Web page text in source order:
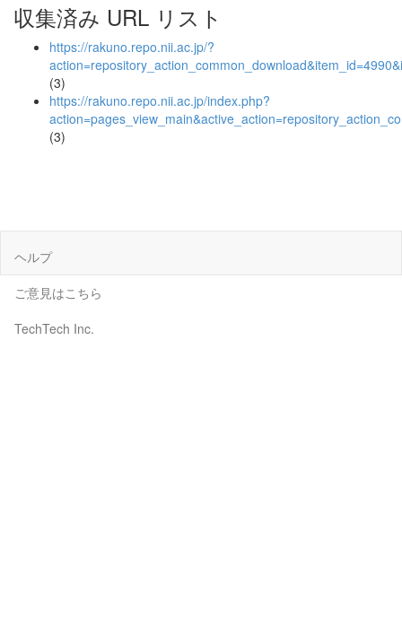
収集済み URL リスト
https://rakuno.repo.nii.ac.jp/?
(3)
https://rakuno.repo.nii.ac.jp/index.php?
(3)
ヘルプ
ご意見はこちら
TechTech Inc.